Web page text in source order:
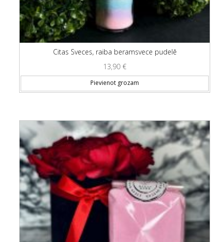
Citas Sveces, raiba beramsvece pudelē
13,90 €
Pievienot grozam